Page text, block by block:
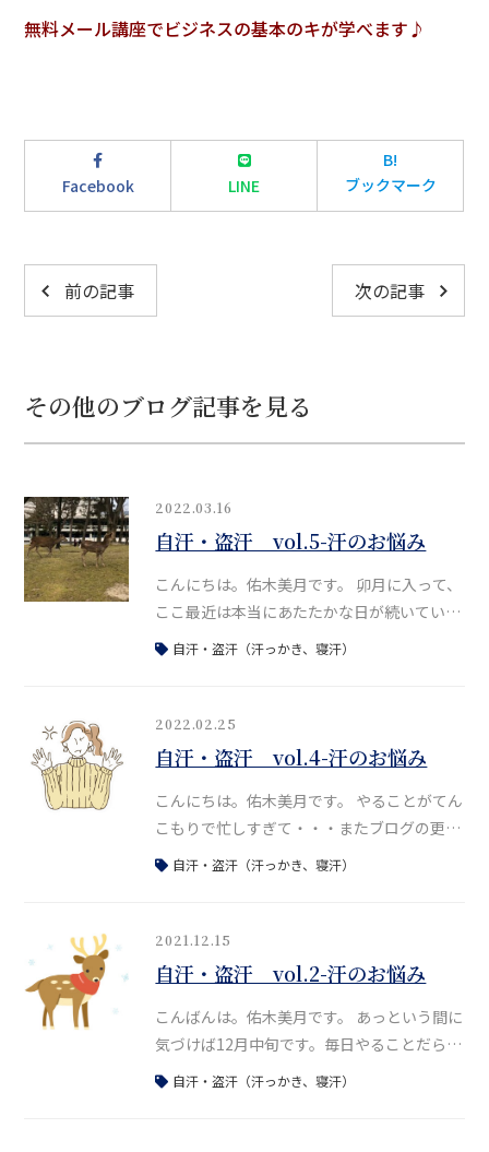
無料メール講座でビジネスの基本のキが学べます♪
Facebook LINE
B!
ブックマーク
前の記事 次の記事
その他のブログ記事を見る
2022.03.16
自汗・盗汗 vol.5-汗のお悩み
こんにちは。佑木美月です。 卯月に入って、
ここ最近は本当にあたたかな日が続いていま
す。室内のお花や、プランターの植物も少し
が、汗のお悩みの締めくくりで実際に四柱推
命の八字を例にあげながら解説をし、このテ
みの方の八字はいくつか持っていますが、ブ
ログ
自汗・盗汗（汗っかき、寝汗）
2022.02.25
自汗・盗汗 vol.4-汗のお悩み
こんにちは。佑木美月です。 やることがてん
こもりで忙しすぎて・・・またブログの更新
ができていませんでした。２月にアップ予定
で、遅れていますが来月上旬にアップ予定で
す。 少しだけお見せするとTOPページはこん
版のお話が、ある出版社さんとの間
自汗・盗汗（汗っかき、寝汗）
2021.12.15
自汗・盗汗 vol.2-汗のお悩み
こんばんは。佑木美月です。 あっという間に
気づけば12月中旬です。毎日やることだらけ
でPCばかり見ているので、目が痛いです
自汗・盗汗（汗っかき、寝汗）